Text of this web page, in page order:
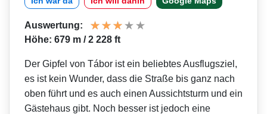
Auswertung:
Höhe: 679 m / 2 228 ft
Der Gipfel von Tábor ist ein beliebtes Ausflugsziel,
es ist kein Wunder, dass die Straße bis ganz nach
oben führt und es auch einen Aussichtsturm und ein
Gästehaus gibt. Noch besser ist jedoch eine